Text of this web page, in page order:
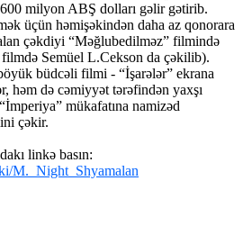
milyon ABŞ dolları gəlir gətirib.
üçün həmişəkindən daha az qonorara
çəkdiyi “Məğlubedilməz” filmində
Semüel L.Cekson da çəkilib).
büdcəli filmi - “İşarələr” ekrana
həm də cəmiyyət tərəfindən yaxşı
mükafatına namizəd
çəkir.
linkə basın:
M._Night_Shyamalan